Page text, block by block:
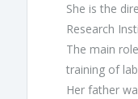
She is the
Research
The main
training of
Her father